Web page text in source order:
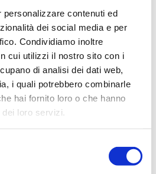
contenuti ed
dei social media e per
Condividiamo inoltre
cui utilizzi il nostro sito con i
di analisi dei dati web,
i quali potrebbero combinarle
hai fornito loro o che hanno
loro servizi.
FIH - Spogliatoi